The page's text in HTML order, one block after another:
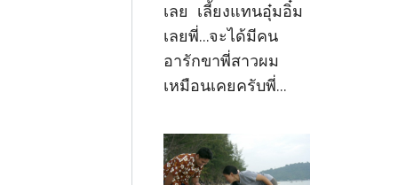
เลย เลี้ยงแทนอุ๋มอิ๋ม
เลยพี่...จะได้มีคน
อารักขาพี่สาวผม
เหมือนเคยครับพี่...